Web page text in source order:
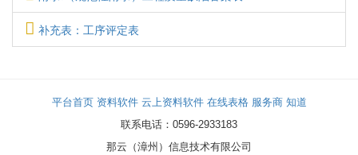
补充表：工序评定表
平台首页 资料软件 云上资料软件 在线表格 服务商 知道
联系电话：0596-2933183
那云（漳州）信息技术有限公司